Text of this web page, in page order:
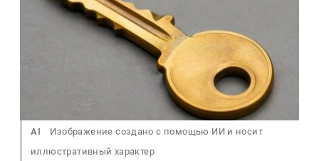
AI
Изображение создано с помощью ИИ и носит
иллюстративный характер